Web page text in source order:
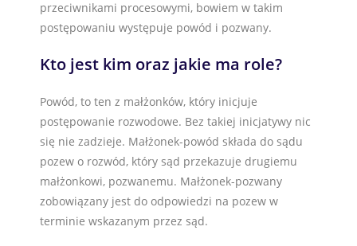
przeciwnikami procesowymi, bowiem w takim
postępowaniu występuje powód i pozwany.
Kto jest kim oraz jakie ma role?
Powód, to ten z małżonków, który inicjuje
postępowanie rozwodowe. Bez takiej inicjatywy nic
się nie zadzieje. Małżonek-powód składa do sądu
pozew o rozwód, który sąd przekazuje drugiemu
małżonkowi, pozwanemu. Małżonek-pozwany
zobowiązany jest do odpowiedzi na pozew w
terminie wskazanym przez sąd.